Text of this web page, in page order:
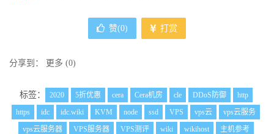
赞(0) 打赏
分享到： 更多 (0)
标签： 2020 5折优惠 cera Cera机房 cle DDoS防御
http
https
idc idc.wiki KVM node ssd VPS vps云
vps云服务
vps云服务器
VPS服务器 VPS测评 wiki wikihost
主机参考